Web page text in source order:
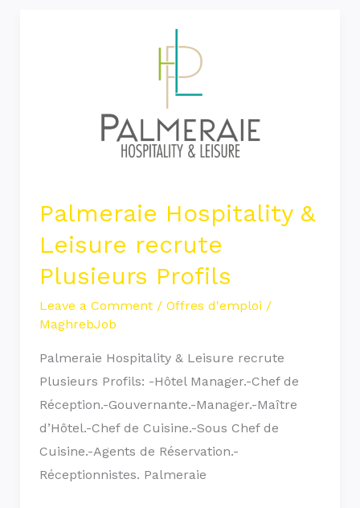
Palmeraie Hospitality &
Leisure recrute
Plusieurs Profils
Leave a Comment / Offres d'emploi /
MaghrebJob
Palmeraie Hospitality & Leisure recrute
Plusieurs Profils: -Hôtel Manager.-Chef de
Réception.-Gouvernante.-Manager.-Maître
d’Hôtel.-Chef de Cuisine.-Sous Chef de
Cuisine.-Agents de Réservation.-
Réceptionnistes. Palmeraie